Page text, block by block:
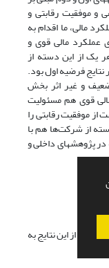
و موفقیت رقابتی و
مالی، ما اقدام به
مالی قوی و
یک از این دسته از
فرضیه اول بود.
و غیر اثر بخش
قوی هم مسئولیت
موفقیت رقابتی را
از شرکت‌ها هم با
در پژوهش­های داخلی و
از این نتایج به